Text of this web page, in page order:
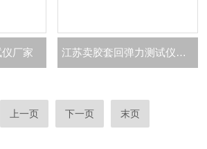
厂家 江苏卖胶套回弹力测试仪厂家零售
上一页 下一页 末页